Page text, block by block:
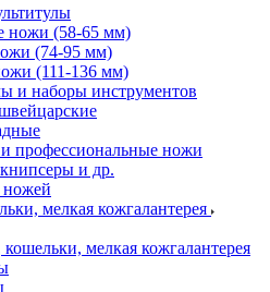
ножи (58-65 мм)
(74-95 мм)
(111-136 мм)
и наборы инструментов
профессиональные ножи
и др.
ножей
мелкая кожгалантерея
мелкая кожгалантерея